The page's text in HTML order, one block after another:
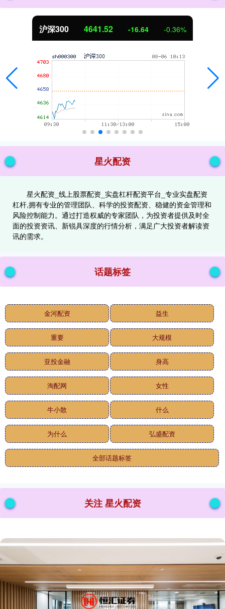
沪深300 4641.52 -16.64 -0.36%
星火配资
星火配资_线上股票配资_实盘杠杆配资平台_专业实盘配资
杠杆,拥有专业的管理团队、科学的投资配资、稳健的资金管理和
风险控制能力。通过打造权威的专家团队，为投资者提供及时全
面的投资资讯、新锐具深度的行情分析，满足广大投资者解读资
讯的需求。
话题标签
金河配资 益生
重要 大规模
亚投金融 身高
淘配网 女性
牛小散 什么
为什么 弘盛配资
全部话题标签
关注 星火配资